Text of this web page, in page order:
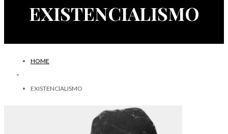
EXISTENCIALISMO
HOME
EXISTENCIALISMO